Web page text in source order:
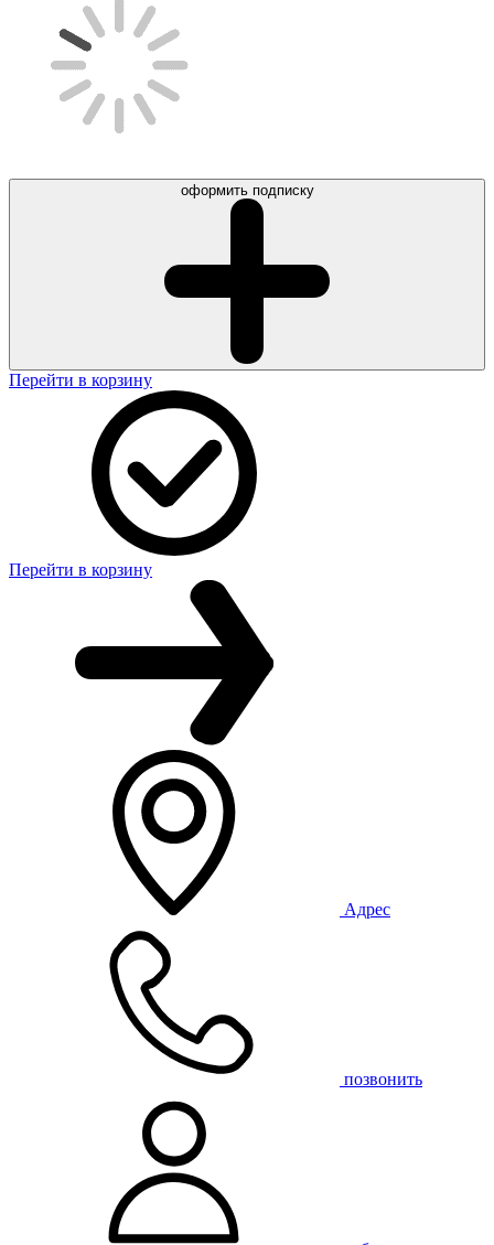
оформить подписку
Перейти в корзину
Перейти в корзину
Адрес
позвонить